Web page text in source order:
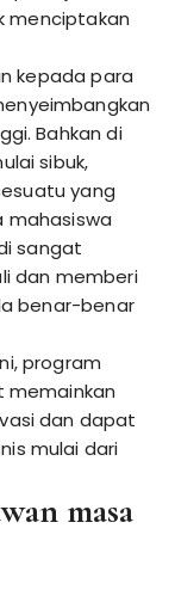
menciptakan
kepada para
Bahkan di
sibuk,
yang
mahasiswa
sangat
dan memberi
benar-benar
program
memainkan
dan dapat
mulai dari
masa